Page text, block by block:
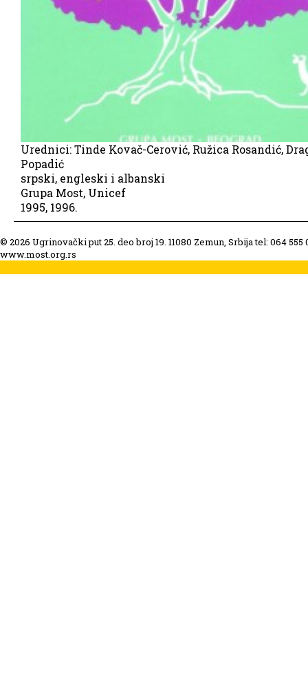
Urednici: Tinde Kovač-Cerović, Ružica Rosandić,
Popadić
srpski, engleski i albanski
Grupa Most, Unicef
1995, 1996.
© 2026 Ugrinovački put 25. deo broj 19. 11080 Zemun, Srbija tel: 064 555
www.most.org.rs